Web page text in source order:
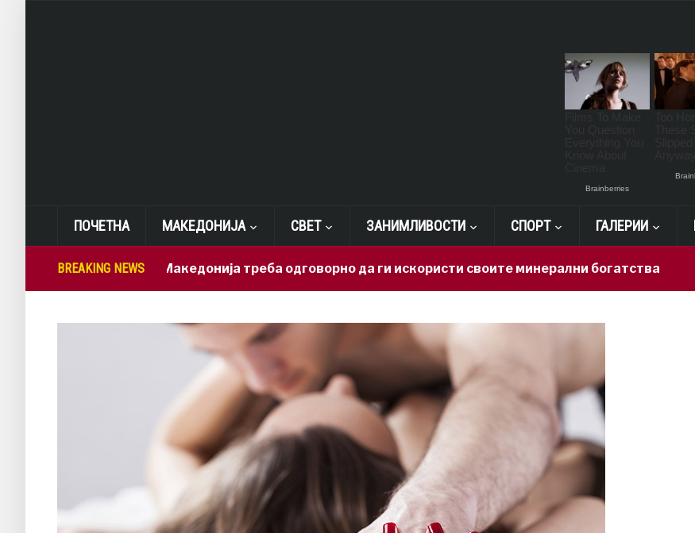
ПОЧЕТНА МАКЕДОНИЈА СВЕТ ЗАНИМЛИВОСТИ СПОРТ ГАЛЕРИИ
BREAKING NEWS
Лепиткова: Македонија треба одговорно да ги искористи своите минерални богатства 1 day ago